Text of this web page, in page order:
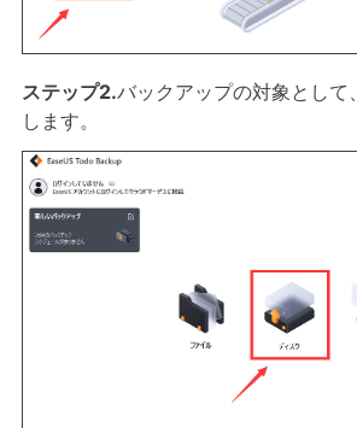
ステップ2.バックアップの対象として、
します。